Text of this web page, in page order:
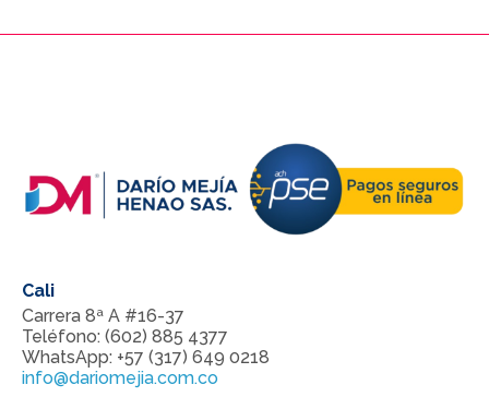
Cali
Carrera 8ª A #16-37
Teléfono: (602) 885 4377
WhatsApp: +57 (317) 649 0218
info@dariomejia.com.co